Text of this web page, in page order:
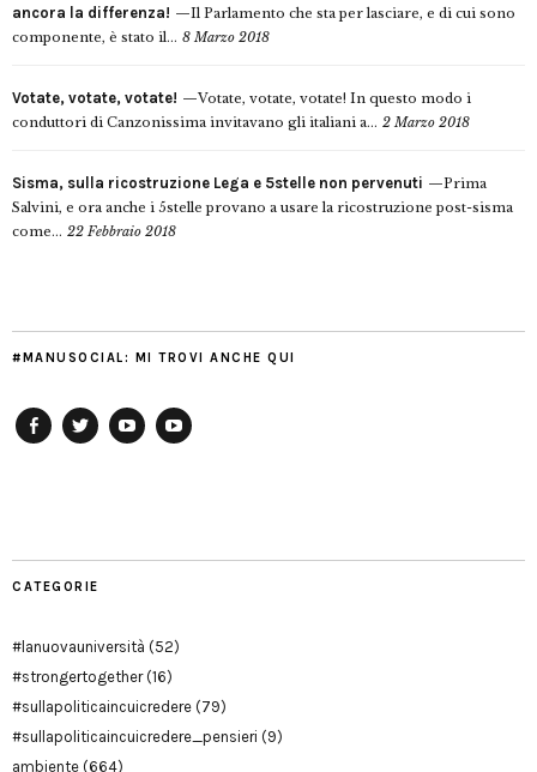
ancora la differenza!
Il Parlamento che sta per lasciare, e di cui sono
componente, è stato il... 8 Marzo 2018
Votate, votate, votate!
Votate, votate, votate! In questo modo i
conduttori di Canzonissima invitavano gli italiani a... 2 Marzo 2018
Sisma, sulla ricostruzione Lega e 5stelle non pervenuti
Prima
Salvini, e ora anche i 5stelle provano a usare la ricostruzione post-sisma
come... 22 Febbraio 2018
#MANUSOCIAL: MI TROVI ANCHE QUI
CATEGORIE
#lanuovauniversità (52)
#strongertogether(16)
#sullapoliticaincuicredere (79)
#sullapoliticaincuicredere_pensieri (9)
ambiente (664)